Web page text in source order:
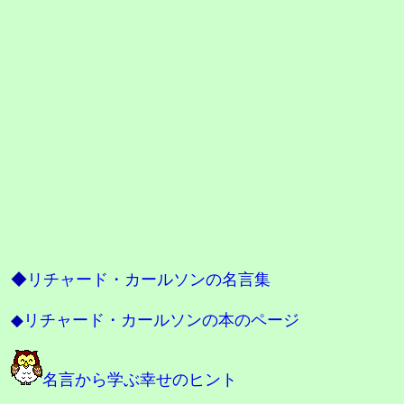
◆ リチャード・カールソンの名言集
◆ リチャード・カールソンの本のページ
名言から学ぶ幸せのヒント